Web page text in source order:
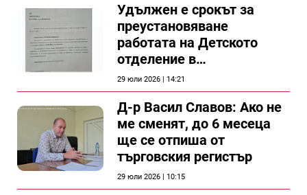
Удължен е срокът за
преустановяване
работата на Детското
отделение в
силистренската болница
29 юли 2026 | 14:21
Д-р Васил Славов: Ако не
ме сменят, до 6 месеца
ще се отпиша от
търговския регистър
29 юли 2026 | 10:15